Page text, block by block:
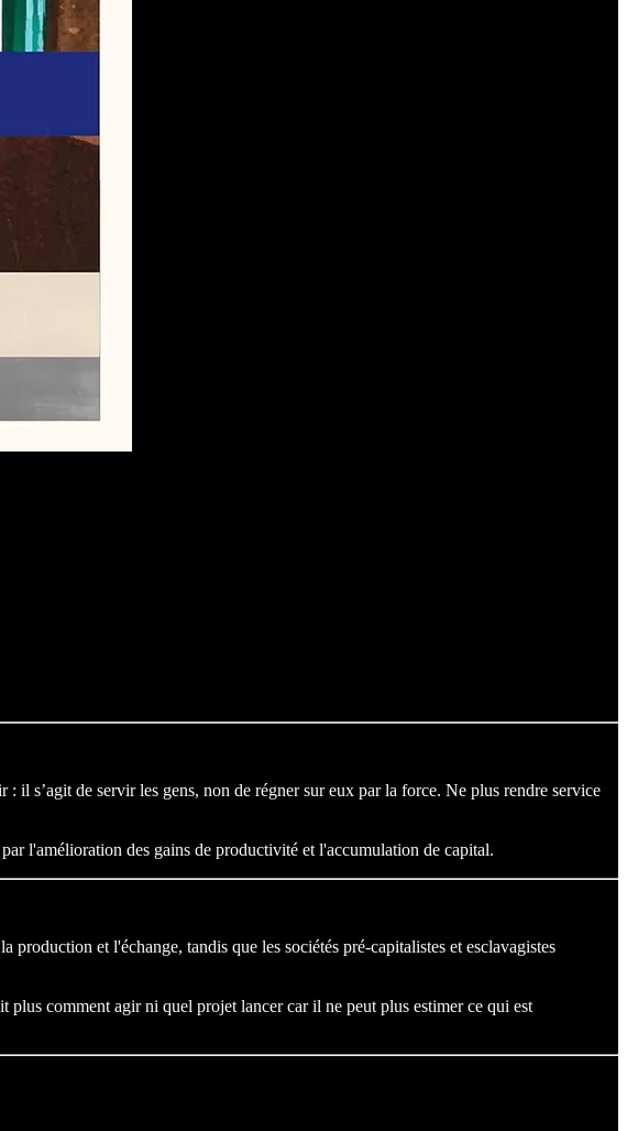
il s’agit de servir les gens, non de régner sur eux par la force. Ne plus rendre service
l'amélioration des gains de productivité et l'accumulation de capital.
et l'échange, tandis que les sociétés pré-capitalistes et esclavagistes
plus comment agir ni quel projet lancer car il ne peut plus estimer ce qui est